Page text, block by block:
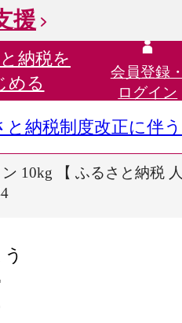
援
納税を
める
会員登録・
ログイン
と納税制度改正に伴
10kg 【 ふるさと納税